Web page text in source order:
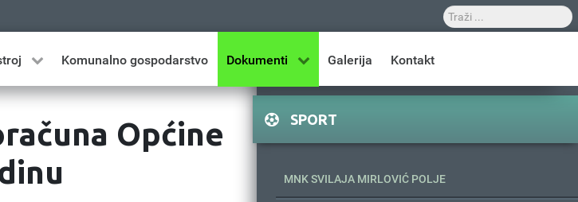
Komunalno gospodarstvo Dokumenti Galerija Kontakt
Općine
SPORT
MNK SVILAJA MIRLOVIĆ POLJE